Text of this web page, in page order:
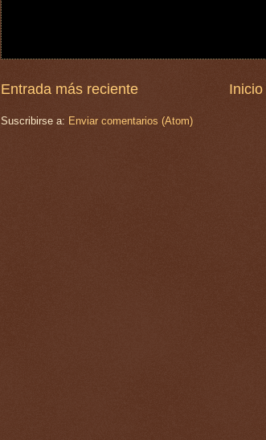
Entrada más reciente Inicio
Suscribirse a: Enviar comentarios (Atom)